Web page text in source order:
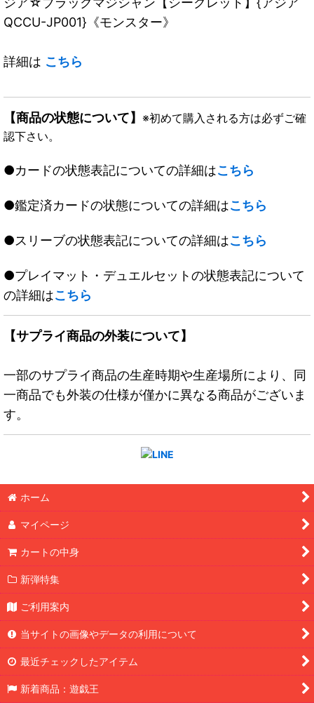
QCCU-JP001}《モンスター》
詳細は こちら
【商品の状態について】 ※初めて購入される方は必ずご確
認下さい。
●カードの状態表記についての詳細はこちら
●鑑定済カードの状態についての詳細はこちら
●スリーブの状態表記についての詳細はこちら
●プレイマット・デュエルセットの状態表記について
の詳細はこちら
【サプライ商品の外装について】
一部のサプライ商品の生産時期や生産場所により、同
一商品でも外装の仕様が僅かに異なる商品がございま
す。
ホーム
マイページ
カートの中身
新弾特集
ご利用案内
当サイトの画像やデータの利用について
最近チェックしたアイテム
新着商品：遊戯王